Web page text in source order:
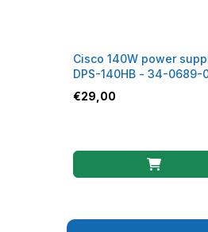
Cisco 140W power
DPS-140HB - 34-0689-
€29,00